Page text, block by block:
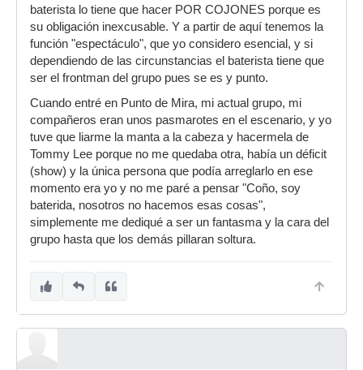
un baterista) vemos todo con más claridad y
dirijimos. si un baterista cumple estos "requisitos"
y además quiere dar un poco de "espectáculo"
pues muy bien, pero para mí el espectáculo de
un baterista está en dejarle servido a un
showman y llevarse los laureles...creo que ese
es nuestro trabajo.
baterista lo tiene que hacer POR COJONES porque es
su obligación inexcusable. Y a partir de aquí tenemos la
función "espectáculo", que yo considero esencial, y si
dependiendo de las circunstancias el baterista tiene que
ser el frontman del grupo pues se es y punto.
Cuando entré en Punto de Mira, mi actual grupo, mi
compañeros eran unos pasmarotes en el escenario, y yo
tuve que liarme la manta a la cabeza y hacermela de
Tommy Lee porque no me quedaba otra, había un déficit
(show) y la única persona que podía arreglarlo en ese
momento era yo y no me paré a pensar "Coño, soy
baterida, nosotros no hacemos esas cosas",
simplemente me dediqué a ser un fantasma y la cara del
grupo hasta que los demás pillaran soltura.